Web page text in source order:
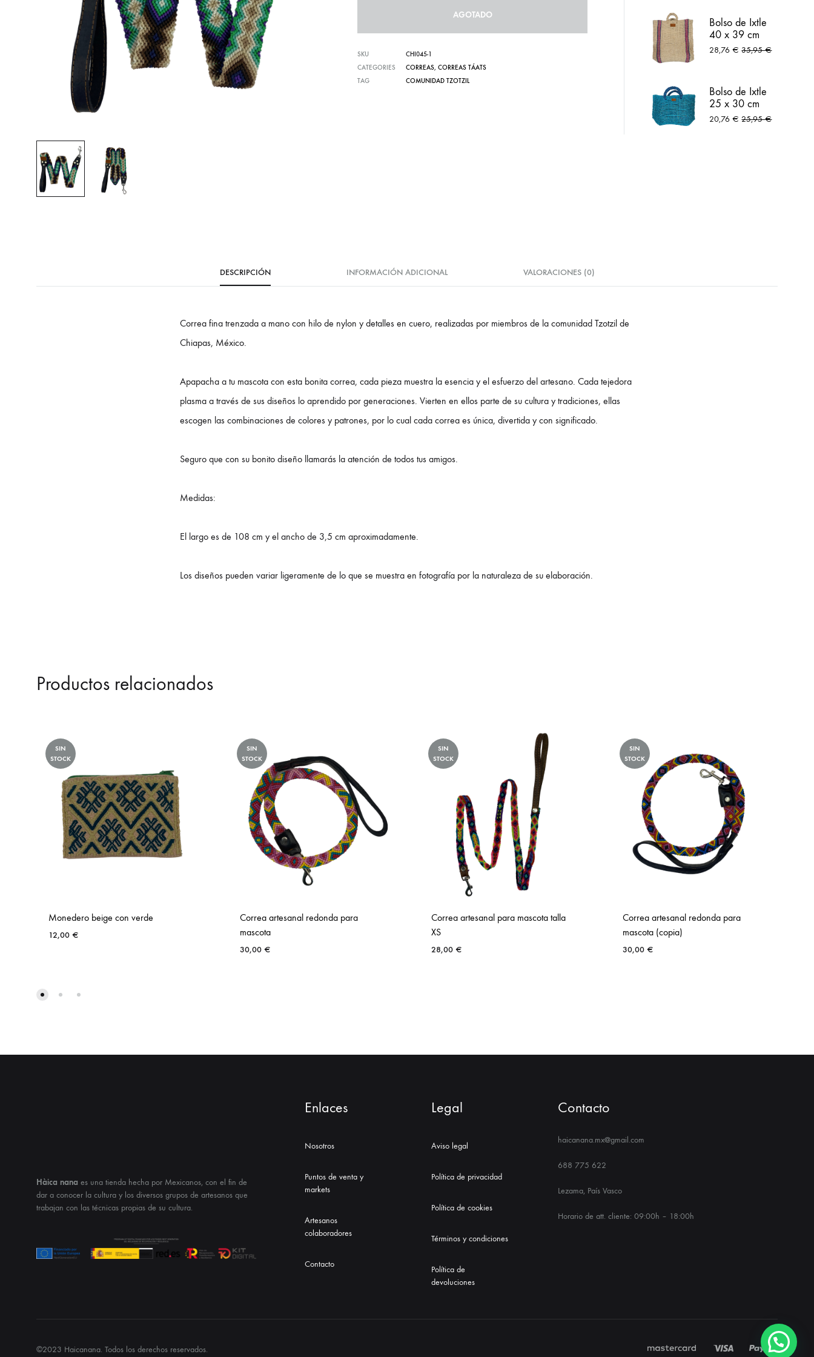
Arneses
AGOTADO
SKU
CHI045-1
CATEGORIES
CORREAS, CORREAS TÁATS
TAG
COMUNIDAD TZOTZIL
Bolso de Ixtle
40 x 39 cm
natural
28,76€ 35,95€
Bolso de Ixtle
25 x 30 cm
azul peltre
20,76€ 25,95€
DESCRIPCIÓN INFORMACIÓN ADICIONAL VALORACIONES (0)
Correa fina trenzada a mano con hilo de nylon y detalles en cuero, realizadas por miembros de la comunidad Tzotzil de
Chiapas, México.
Apapacha a tu mascota con esta bonita correa, cada pieza muestra la esencia y el esfuerzo del artesano. Cada tejedora
plasma a través de sus diseños lo aprendido por generaciones. Vierten en ellos parte de su cultura y tradiciones, ellas
escogen las combinaciones de colores y patrones, por lo cual cada correa es única, divertida y con significado.
Seguro que con su bonito diseño llamarás la atención de todos tus amigos.
Medidas:
El largo es de 108 cm y el ancho de 3,5 cm aproximadamente.
Los diseños pueden variar ligeramente de lo que se muestra en fotografía por la naturaleza de su elaboración.
Productos relacionados
SIN
STOCK
Monedero beige con verde
12,00 €
SIN
STOCK
Correa artesanal redonda para
mascota
30,00 €
SIN
STOCK
Correa artesanal para mascota talla
XS
28,00 €
SIN
STOCK
Correa artesanal redonda para
mascota (copia)
30,00 €
Hàica nana es una tienda hecha por Mexicanos, con el fin de
dar a conocer la cultura y los diversos grupos de artesanos que
trabajan con las técnicas propias de su cultura.
Enlaces
Nosotros
Puntos de venta y
markets
Artesanos
colaboradores
Contacto
Legal
Aviso legal
Política de privacidad
Política de cookies
Términos y condiciones
Política de
devoluciones
Contacto
haicanana.mx@gmail.com
688 775 622
Lezama, País Vasco
Horario de att. cliente: 09:00h – 18:00h
©2023 Haicanana. Todos los derechos reservados.